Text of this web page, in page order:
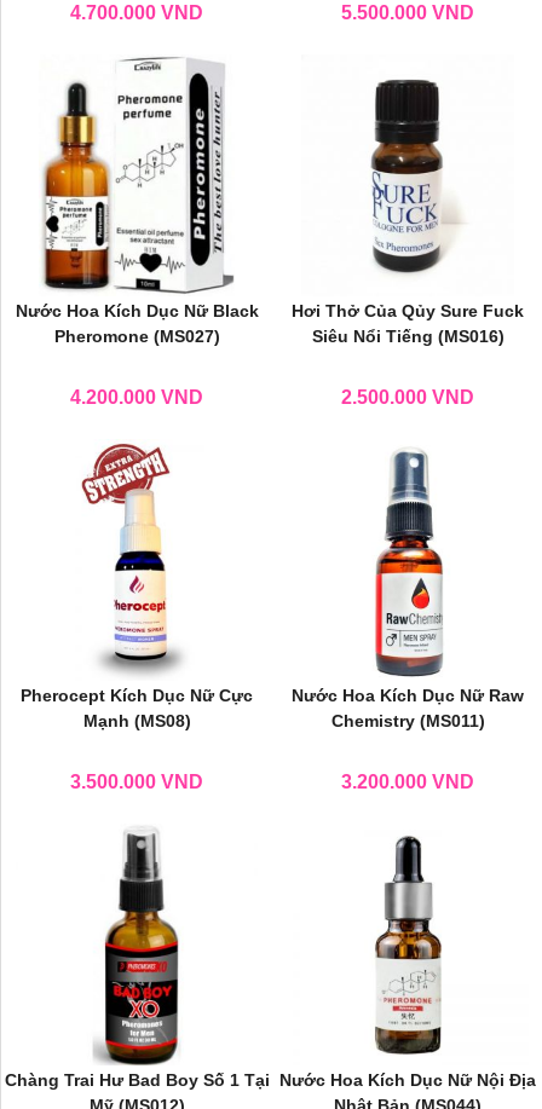
4.700.000 VND 5.500.000 VND
Nước Hoa Kích Dục Nữ Black
Pheromone (MS027)
4.200.000 VND
Hơi Thở Của Qủy Sure Fuck
Siêu Nổi Tiếng (MS016)
2.500.000 VND
Pherocept Kích Dục Nữ Cực
Mạnh (MS08)
3.500.000 VND
Nước Hoa Kích Dục Nữ Raw
Chemistry (MS011)
3.200.000 VND
Chàng Trai Hư Bad Boy Số 1 Tại
Mỹ (MS012)
Nước Hoa Kích Dục Nữ Nội Địa
Nhật Bản (MS044)